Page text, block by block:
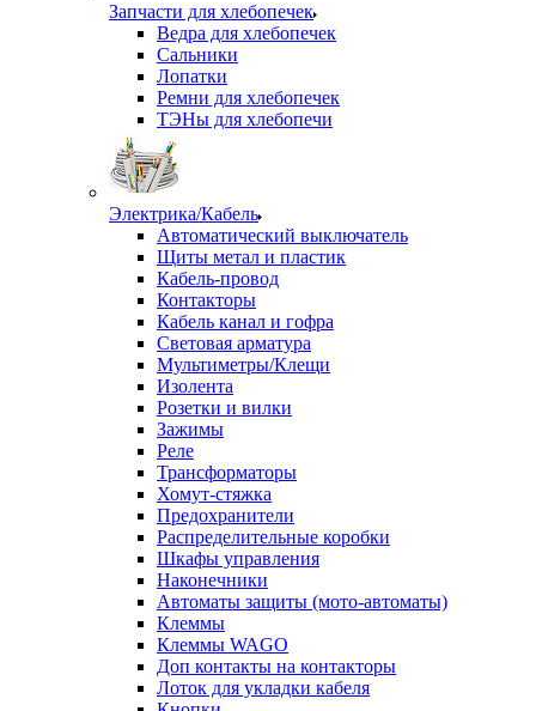
Запчасти для хлебопечек
Ведра для хлебопечек
Сальники
Лопатки
Ремни для хлебопечек
ТЭНы для хлебопечи
Электрика/Кабель
Автоматический выключатель
Щиты метал и пластик
Кабель-провод
Контакторы
Кабель канал и гофра
Световая арматура
Мультиметры/Клещи
Изолента
Розетки и вилки
Зажимы
Реле
Трансформаторы
Хомут-стяжка
Предохранители
Распределительные коробки
Шкафы управления
Наконечники
Автоматы защиты (мото-автоматы)
Клеммы
Клеммы WAGO
Доп контакты на контакторы
Лоток для укладки кабеля